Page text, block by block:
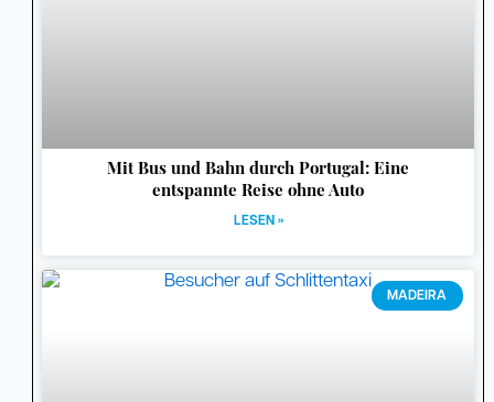
Mit Bus und Bahn durch Portugal: Eine
entspannte Reise ohne Auto
LESEN »
MADEIRA